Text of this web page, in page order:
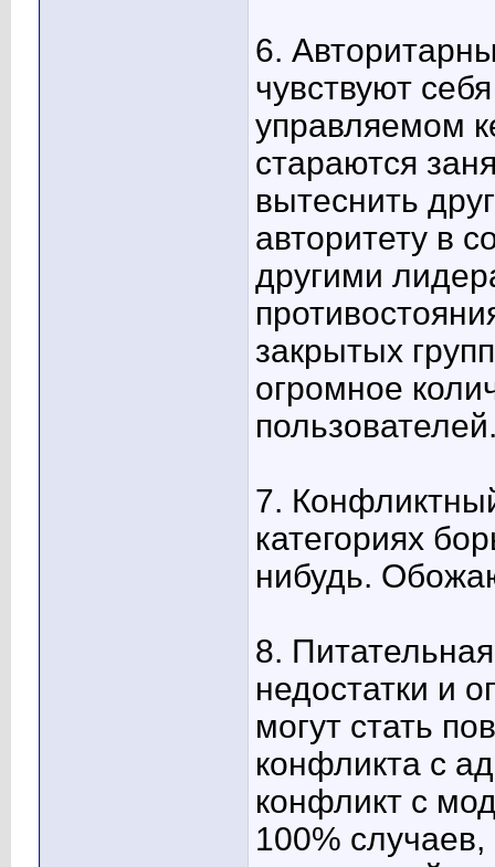
6.
чувствуют
управляемом
стараются
вытеснить
авторитету в
другими
закрытых
огромное
7.
категориях
нибудь.
8.
недостатки и
могут стать
конфликта с
конфликт с
100%